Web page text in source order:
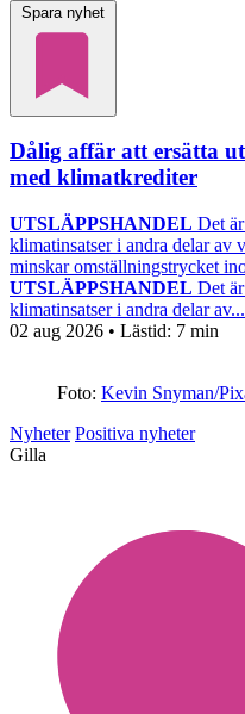
Spara nyhet
Dålig affär att ersätta
med klimatkrediter
UTSLÄPPSHANDEL Det
klimatinsatser i andra delar av
minskar omställningstrycket
UTSLÄPPSHANDEL Det
klimatinsatser i andra delar av...
02 aug 2026 • Lästid: 7 min
Foto: Kevin Snyman/
Nyheter Positiva nyheter
Gilla